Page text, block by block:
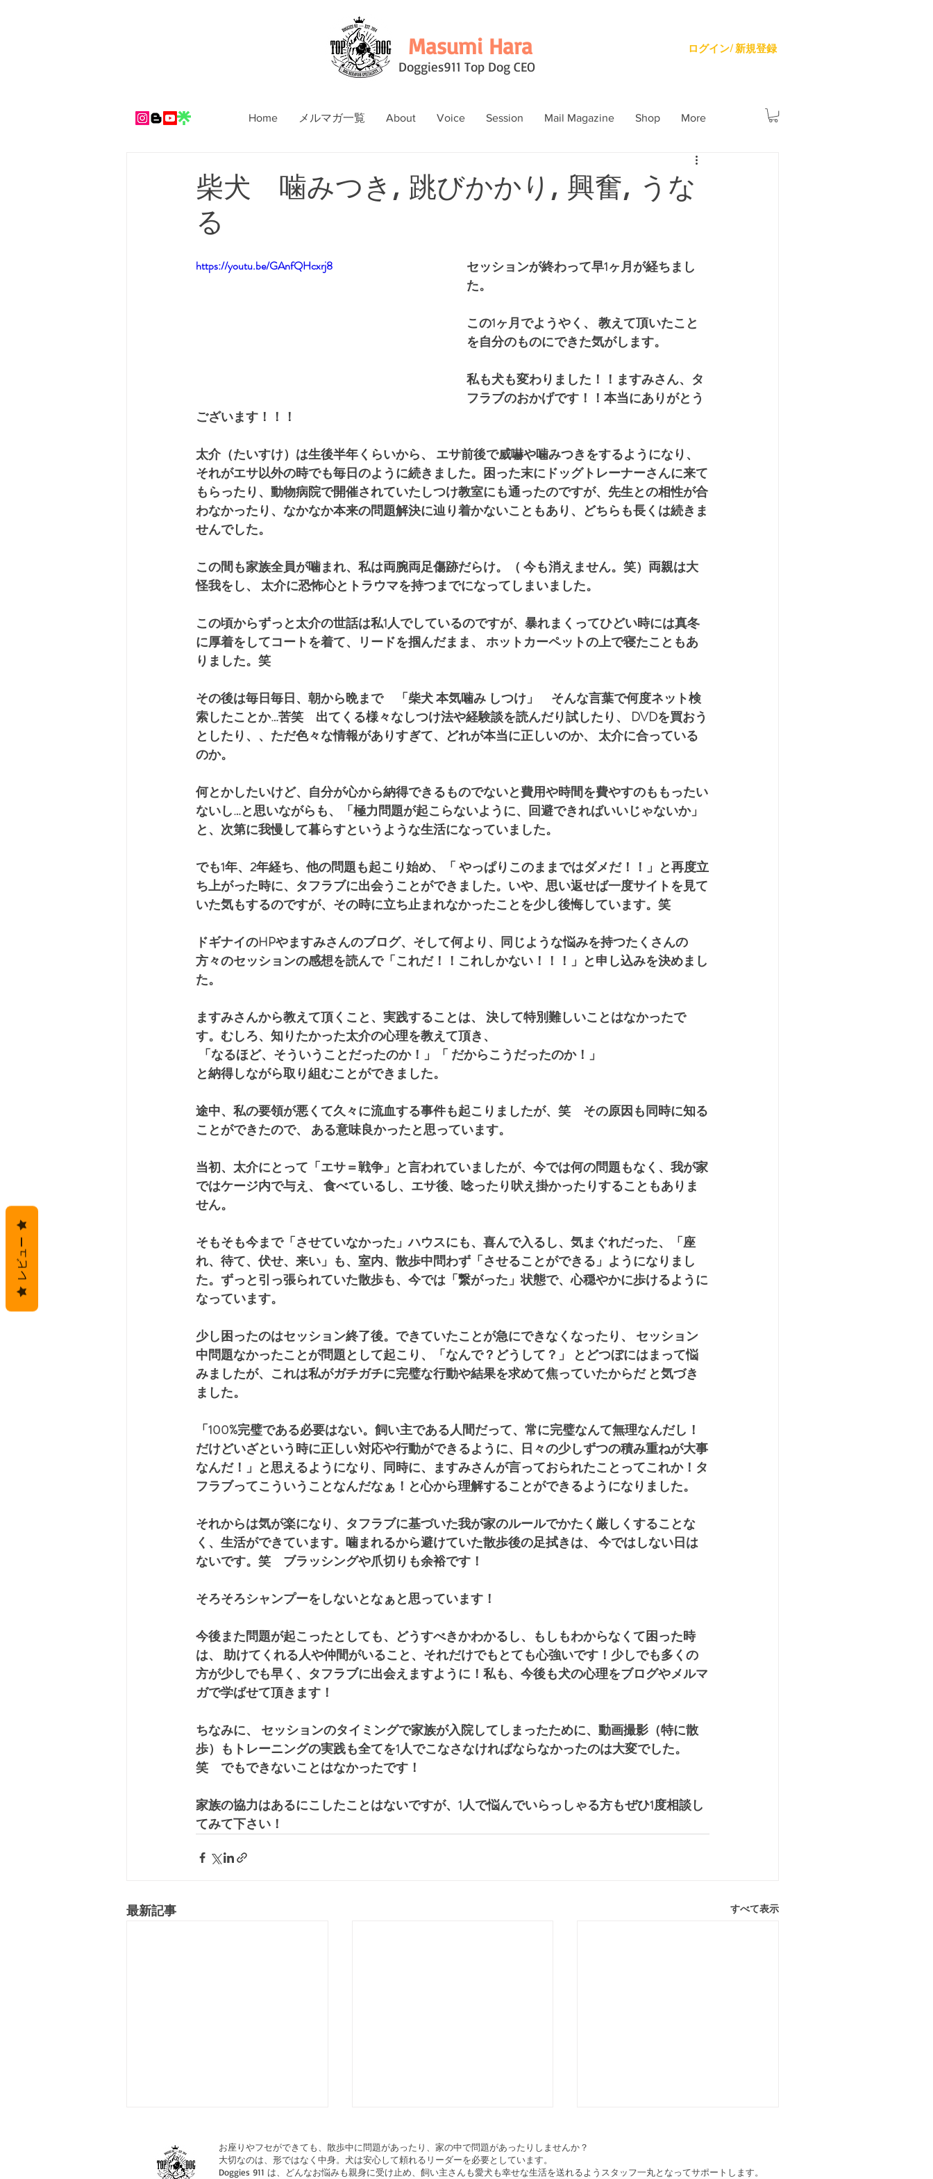
Masumi Hara
Doggies911 Top Dog CEO
ログイン/ 新規登録
Home メルマガ一覧 About Voice Session Mail Magazine Shop More
柴犬 噛みつき, 跳びかかり, 興奮, うな
る
https://youtu.be/GAnfQHcxrj8
セッションが終わって早1ヶ月が経ちまし
た。
この1ヶ月でようやく、 教えて頂いたこと
を自分のものにできた気がします。
私も犬も変わりました！！ますみさん、タ
フラブのおかげです！！本当にありがとう
ございます！！！
太介（たいすけ）は生後半年くらいから、 エサ前後で威嚇や噛みつきをするようになり、
それがエサ以外の時でも毎日のように続きました。困った末にドッグトレーナーさんに来て
もらったり、動物病院で開催されていたしつけ教室にも通ったのですが、先生との相性が合
わなかったり、なかなか本来の問題解決に辿り着かないこともあり、どちらも長くは続きま
せんでした。
この間も家族全員が噛まれ、私は両腕両足傷跡だらけ。（ 今も消えません。笑）両親は大
怪我をし、 太介に恐怖心とトラウマを持つまでになってしまいました。
この頃からずっと太介の世話は私1人でしているのですが、暴れまくってひどい時には真冬
に厚着をしてコートを着て、リードを掴んだまま、 ホットカーペットの上で寝たこともあ
りました。笑
その後は毎日毎日、朝から晩まで　「柴犬 本気噛み しつけ」　そんな言葉で何度ネット検
索したことか…苦笑　出てくる様々なしつけ法や経験談を読んだり試したり、 DVDを買おう
としたり、、ただ色々な情報がありすぎて、どれが本当に正しいのか、 太介に合っている
のか。
何とかしたいけど、自分が心から納得できるものでないと費用や時間を費やすのももったい
ないし…と思いながらも、「極力問題が起こらないように、回避できればいいじゃないか」
と、次第に我慢して暮らすというような生活になっていました。
でも1年、2年経ち、他の問題も起こり始め、「 やっぱりこのままではダメだ！！」と再度立
ち上がった時に、タフラブに出会うことができました。いや、思い返せば一度サイトを見て
いた気もするのですが、その時に立ち止まれなかったことを少し後悔しています。笑
ドギナイのHPやますみさんのブログ、そして何より、同じような悩みを持つたくさんの
方々のセッションの感想を読んで「これだ！！これしかない！！！」と申し込みを決めまし
た。
ますみさんから教えて頂くこと、実践することは、 決して特別難しいことはなかったで
す。むしろ、知りたかった太介の心理を教えて頂き、
「なるほど、そういうことだったのか！」「 だからこうだったのか！」
と納得しながら取り組むことができました。
途中、私の要領が悪くて久々に流血する事件も起こりましたが、笑　その原因も同時に知る
ことができたので、 ある意味良かったと思っています。
当初、太介にとって「エサ＝戦争」と言われていましたが、今では何の問題もなく、我が家
ではケージ内で与え、 食べているし、エサ後、唸ったり吠え掛かったりすることもありま
せん。
そもそも今まで「させていなかった」ハウスにも、喜んで入るし、気まぐれだった、「座
れ、待て、伏せ、来い」も、室内、散歩中問わず「させることができる」ようになりまし
た。ずっと引っ張られていた散歩も、今では「繋がった」状態で、心穏やかに歩けるように
なっています。
少し困ったのはセッション終了後。できていたことが急にできなくなったり、 セッション
中問題なかったことが問題として起こり、「なんで？どうして？」 とどつぼにはまって悩
みましたが、これは私がガチガチに完璧な行動や結果を求めて焦っていたからだ と気づき
ました。
「100%完璧である必要はない。飼い主である人間だって、常に完璧なんて無理なんだし！
だけどいざという時に正しい対応や行動ができるように、日々の少しずつの積み重ねが大事
なんだ！」と思えるようになり、同時に、ますみさんが言っておられたことってこれか！タ
フラブってこういうことなんだなぁ！と心から理解することができるようになりました。
それからは気が楽になり、タフラブに基づいた我が家のルールでかたく厳しくすることな
く、生活ができています。噛まれるから避けていた散歩後の足拭きは、 今ではしない日は
ないです。笑　ブラッシングや爪切りも余裕です！
そろそろシャンプーをしないとなぁと思っています！
今後また問題が起こったとしても、どうすべきかわかるし、もしもわからなくて困った時
は、 助けてくれる人や仲間がいること、それだけでもとても心強いです！少しでも多くの
方が少しでも早く、タフラブに出会えますように！私も、今後も犬の心理をブログやメルマ
ガで学ばせて頂きます！
ちなみに、 セッションのタイミングで家族が入院してしまったために、動画撮影（特に散
歩）もトレーニングの実践も全てを1人でこなさなければならなかったのは大変でした。
笑　でもできないことはなかったです！
家族の協力はあるにこしたことはないですが、1人で悩んでいらっしゃる方もぜひ1度相談し
てみて下さい！
最新記事 すべて表示
お座りやフセができても、散歩中に問題があったり、家の中で問題があったりしませんか？
大切なのは、形ではなく中身。犬は安心して頼れるリーダーを必要としています。
Doggies 911 は、どんなお悩みも親身に受け止め、飼い主さんも愛犬も幸せな生活を送れるようスタッフ一丸となってサポートします。
レビュー